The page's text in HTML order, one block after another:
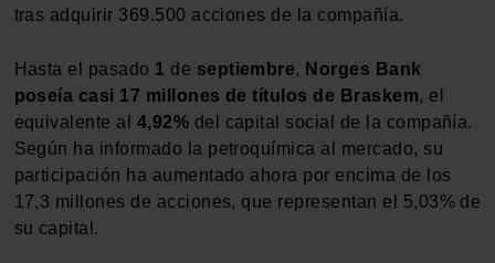
tras adquirir 369.500 acciones de la compañía.
Hasta el pasado 1 de septiembre, Norges Bank
poseía casi 17 millones de títulos de Braskem, el
equivalente al 4,92% del capital social de la compañía.
Según ha informado la petroquímica al mercado, su
participación ha aumentado ahora por encima de los
17,3 millones de acciones, que representan el 5,03% de
su capital.